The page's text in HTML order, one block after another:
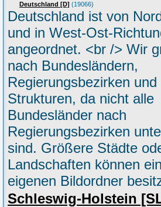
Deutschland [D] (19066)
Deutschland ist von
und in West-Ost-
angeordnet. <br /> Wir
nach Bundesländern,
Regierungsbezirken
Strukturen, da nicht alle
Bundesländer nach
Regierungsbezirken
sind. Größere Städte
Landschaften können
eigenen Bildordner
Schleswig-Holstein